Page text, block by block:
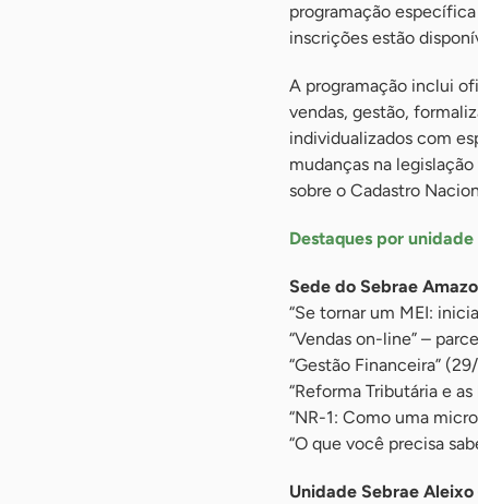
programação
inscrições estão
A programação inclui
vendas, gestão,
individualizados com
mudanças na
sobre o Cadastro
Destaques por unidade
Sede do Sebrae
“Se tornar um MEI:
“Vendas on-line” –
“Gestão Financeira”
“Reforma Tributária e
“NR-1: Como uma
“O que você precisa
Unidade Sebrae